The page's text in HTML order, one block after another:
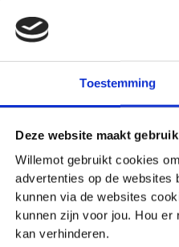
Toestemming
Deze website maakt
Willemot gebruikt cookies
advertenties op de websites
kunnen via de websites
kunnen zijn voor jou. Hou
kan verhinderen.
aux
secteur des services
tient compte, dans le
d’investissement,
à disposition par